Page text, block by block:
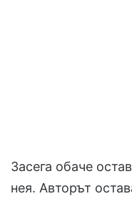
Засега обаче
нея. Авторът